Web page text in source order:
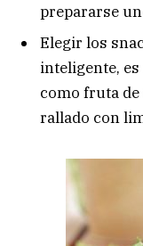
prepararse
Elegir los
inteligente,
como fruta
rallado con